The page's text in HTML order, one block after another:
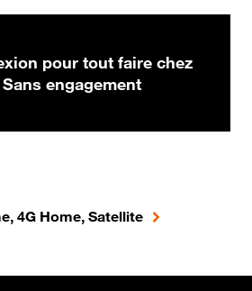
pour tout faire chez
engagement
4G Home, Satellite